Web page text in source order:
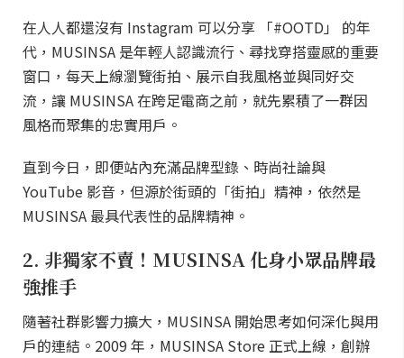
在人人都還沒有 Instagram 可以分享 「#OOTD」 的年
代，MUSINSA 是年輕人認識流行、尋找穿搭靈感的重要
窗口，每天上線瀏覽街拍、展示自我風格並與同好交
流，讓 MUSINSA 在跨足電商之前，就先累積了一群因
風格而聚集的忠實用戶。
直到今日，即便站內充滿品牌型錄、時尚社論與
YouTube 影音，但源於街頭的「街拍」精神，依然是
MUSINSA 最具代表性的品牌精神。
2. 非獨家不賣！MUSINSA 化身小眾品牌最
強推手
隨著社群影響力擴大，MUSINSA 開始思考如何深化與用
戶的連結。2009 年，MUSINSA Store 正式上線，創辦